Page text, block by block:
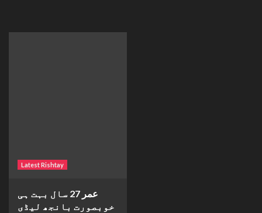
Latest Rishtay
عمر 27 سال بہت ہی
خوبصورت بانجھ لیڈی